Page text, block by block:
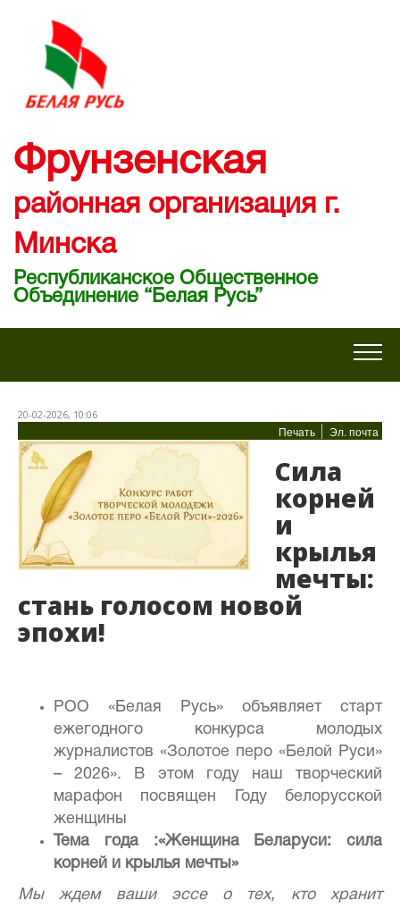
Фрунзенская
районная организация г.
Минска
Республиканское Общественное
Объединение “Белая Русь”
20-02-2026, 10:06
Печать Эл. почта
Сила
корней
и
крылья
мечты:
стань голосом новой
эпохи!
РОО «Белая Русь» объявляет старт
ежегодного конкурса молодых
журналистов «Золотое перо «Белой Руси»
– 2026». В этом году наш творческий
марафон посвящен Году белорусской
женщины
Тема года :«Женщина Беларуси: сила
корней и крылья мечты»
Мы ждем ваши эссе о тех, кто хранит